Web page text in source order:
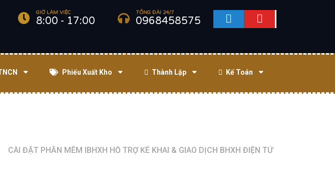
GIỜ LÀM VIỆC
8:00 - 17:00
TỔNG ĐÀI 24/7
0968458575
Phiếu Xuất Kho Thành Lập Kế Toán
CÀI ĐẶT PHẦN MỀM IBHXH HỖ TRỢ KÊ KHAI & GIAO DỊCH BHXH ĐIỆN TỬ